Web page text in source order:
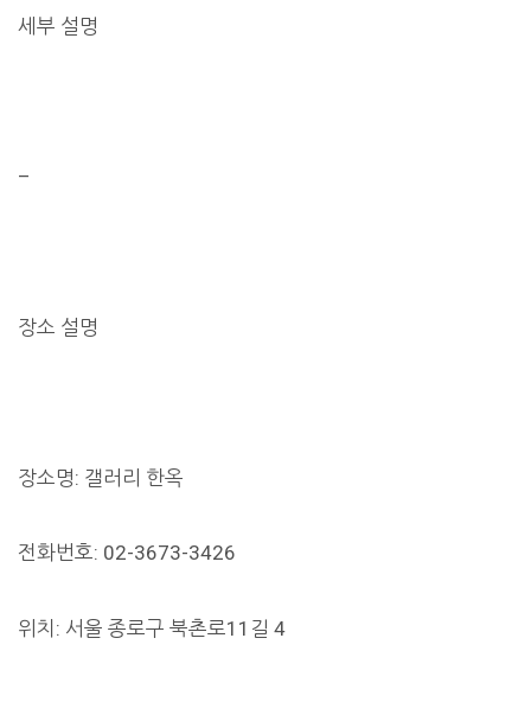
세부 설명
–
장소 설명
장소명: 갤러리 한옥
전화번호: 02-3673-3426
위치: 서울 종로구 북촌로11길 4